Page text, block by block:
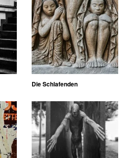
Die Schlafenden